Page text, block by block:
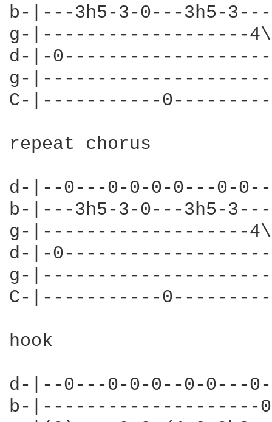
b-|---3h5-3-0---
g-|-------------------
d-|-
g-
C-|-----------
repeat chorus
d-|--0---0-0-0-0---0-
b-|---3h5-3-0---3h5-
g-|-------------------
d-|-
g-
C-|-----------
hook
d-|--0---0-0-0--0-0---
b-